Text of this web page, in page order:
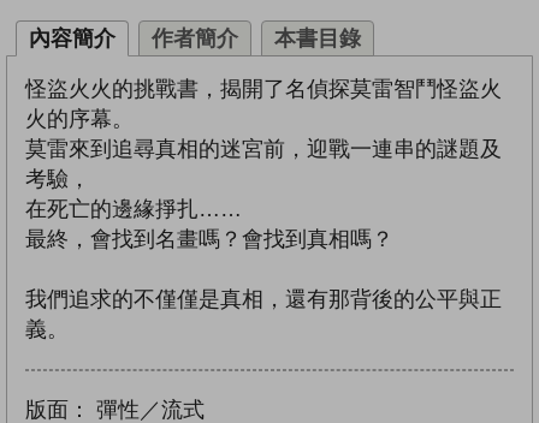
內容簡介 作者簡介 本書目錄
怪盜火火的挑戰書，揭開了名偵探莫雷智鬥怪盜火
火的序幕。
莫雷來到追尋真相的迷宮前，迎戰一連串的謎題及
考驗，
在死亡的邊緣掙扎……
最終，會找到名畫嗎？會找到真相嗎？
我們追求的不僅僅是真相，還有那背後的公平與正
義。
版面：
彈性／流式